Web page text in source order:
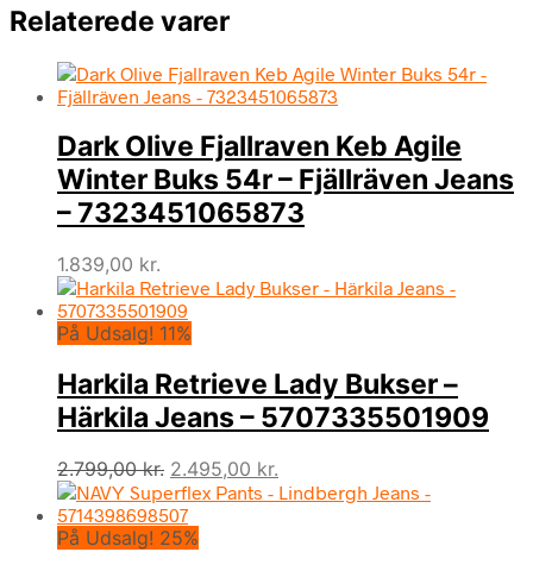
Relaterede varer
Dark Olive Fjallraven Keb Agile
Winter Buks 54r – Fjällräven Jeans
– 7323451065873
1.839,00 kr.
På Udsalg! 11%
Harkila Retrieve Lady Bukser –
Härkila Jeans – 5707335501909
2.799,00kr. Den
oprindelige
pris
var:
2.495,00 kr.
aktuelle
På Udsalg! 25%